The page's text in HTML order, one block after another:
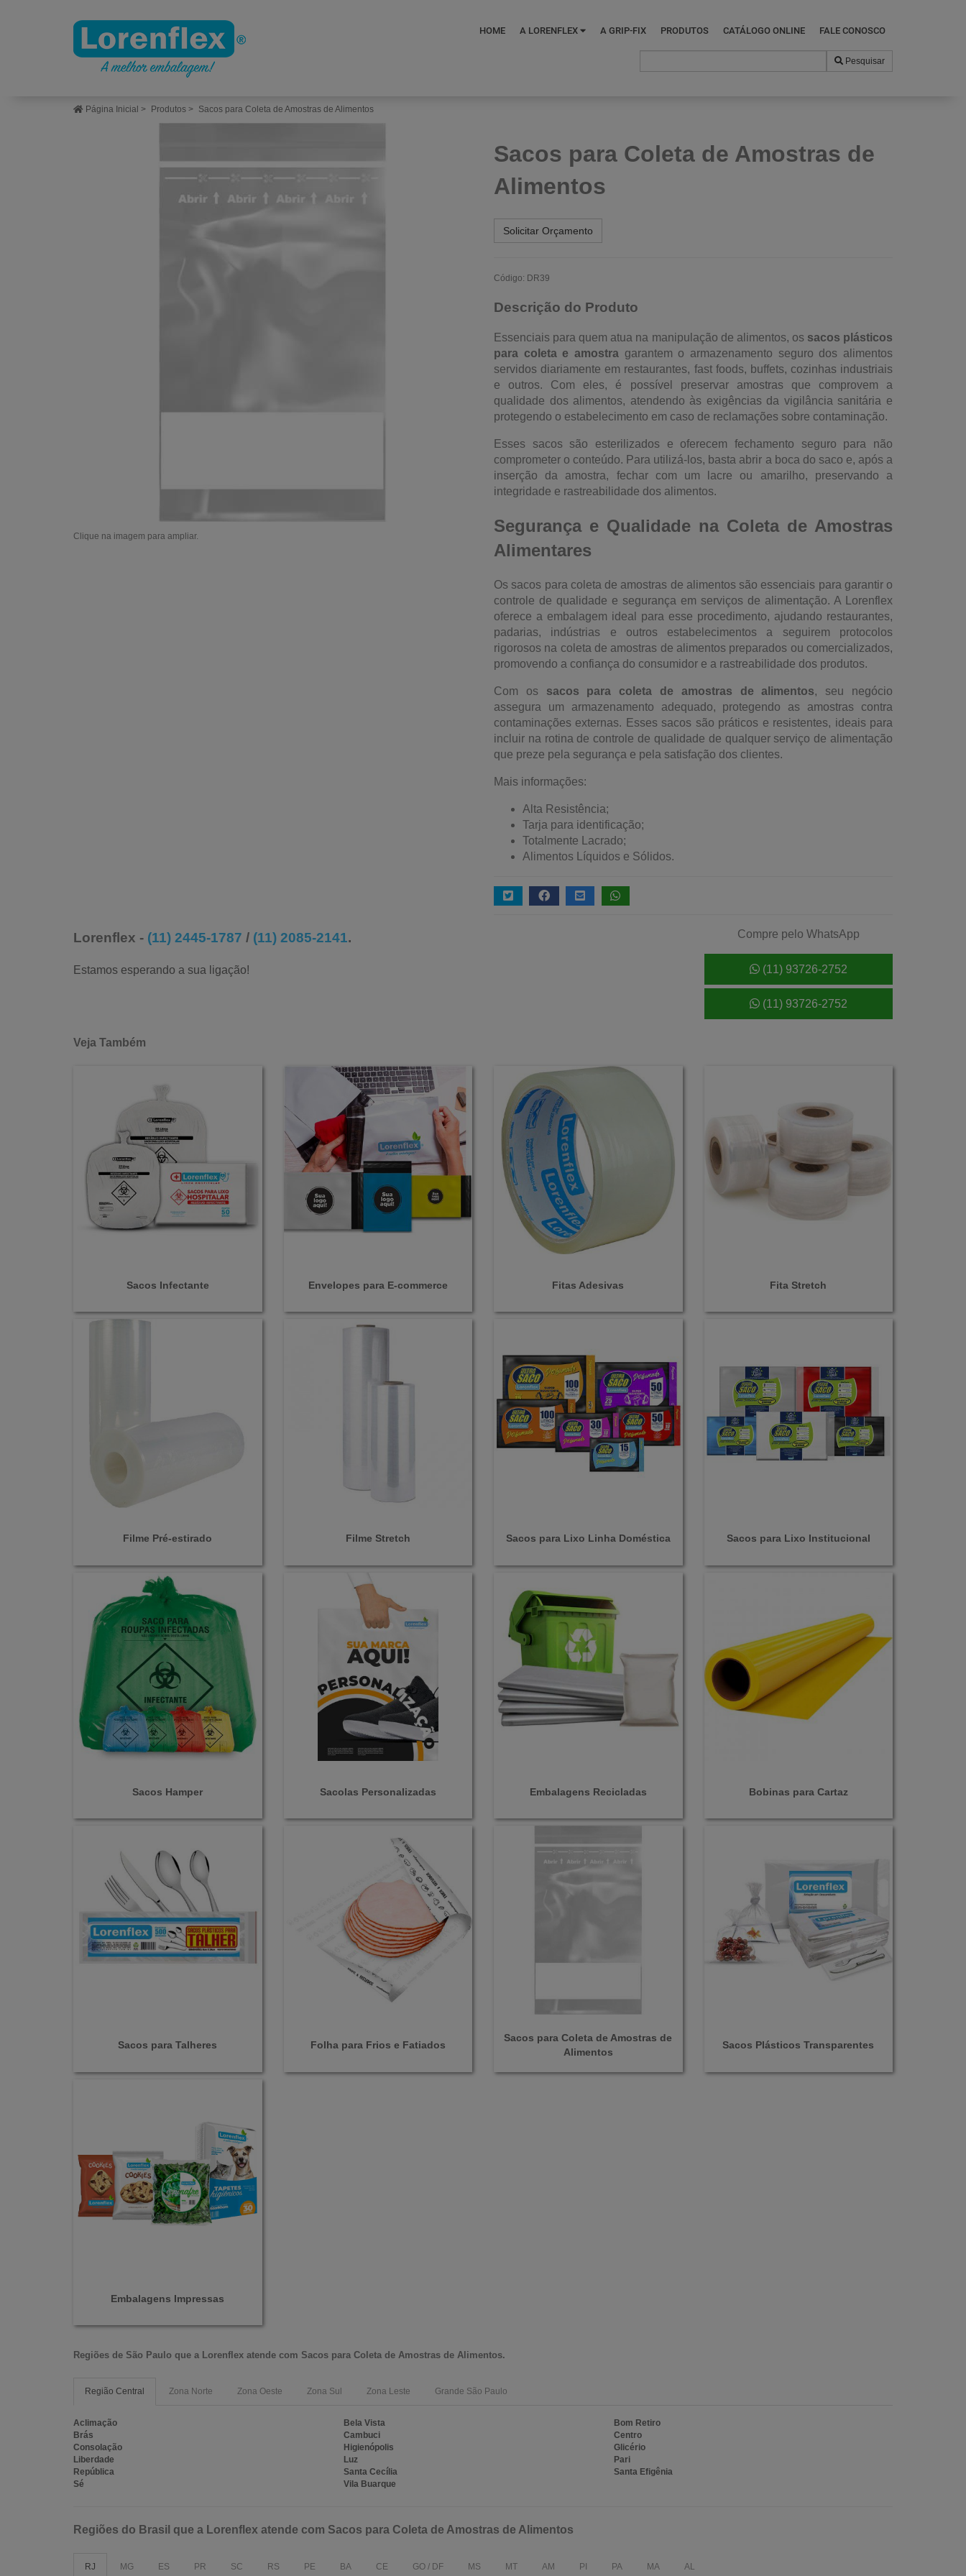
HOME A LORENFLEX A GRIP-FIX PRODUTOS CATÁLOGO ONLINE FALE CONOSCO
Pesquisar
Página Inicial > Produtos > Sacos para Coleta de Amostras de Alimentos
Clique na imagem para ampliar.
Sacos para Coleta de Amostras de
Alimentos
Solicitar Orçamento
Código: DR39
Descrição do Produto
Essenciais para quem atua na manipulação de alimentos, os sacos plásticos
para coleta e amostra garantem o armazenamento seguro dos alimentos
servidos diariamente em restaurantes, fast foods, buffets, cozinhas industriais
e outros. Com eles, é possível preservar amostras que comprovem a
qualidade dos alimentos, atendendo às exigências da vigilância sanitária e
protegendo o estabelecimento em caso de reclamações sobre contaminação.
Esses sacos são esterilizados e oferecem fechamento seguro para não
comprometer o conteúdo. Para utilizá-los, basta abrir a boca do saco e, após a
inserção da amostra, fechar com um lacre ou amarilho, preservando a
integridade e rastreabilidade dos alimentos.
Segurança e Qualidade na Coleta de Amostras
Alimentares
Os sacos para coleta de amostras de alimentos são essenciais para garantir o
controle de qualidade e segurança em serviços de alimentação. A Lorenflex
oferece a embalagem ideal para esse procedimento, ajudando restaurantes,
padarias, indústrias e outros estabelecimentos a seguirem protocolos
rigorosos na coleta de amostras de alimentos preparados ou comercializados,
promovendo a confiança do consumidor e a rastreabilidade dos produtos.
Com os sacos para coleta de amostras de alimentos, seu negócio
assegura um armazenamento adequado, protegendo as amostras contra
contaminações externas. Esses sacos são práticos e resistentes, ideais para
incluir na rotina de controle de qualidade de qualquer serviço de alimentação
que preze pela segurança e pela satisfação dos clientes.
Mais informações:
Alta Resistência;
Tarja para identificação;
Totalmente Lacrado;
Alimentos Líquidos e Sólidos.
Lorenflex - (11) 2445-1787 / (11) 2085-2141.
Estamos esperando a sua ligação!
Compre pelo WhatsApp
(11) 93726-2752
(11) 93726-2752
Veja Também
Sacos Infectante Envelopes para E-commerce Fitas Adesivas Fita Stretch
Filme Pré-estirado Filme Stretch Sacos para Lixo Linha Doméstica Sacos para Lixo Institucional
Sacos Hamper Sacolas Personalizadas Embalagens Recicladas Bobinas para Cartaz
Sacos para Talheres Folha para Frios e Fatiados
Sacos para Coleta de Amostras de
Alimentos
Sacos Plásticos Transparentes
Embalagens Impressas
Regiões de São Paulo que a Lorenflex atende com Sacos para Coleta de Amostras de Alimentos.
Região Central Zona Norte Zona Oeste Zona Sul Zona Leste Grande São Paulo
Aclimação Bela Vista
Bom Retiro
Brás
Cambuci
Centro
Consolação
Higienópolis
Glicério
Liberdade
Luz
Pari
República
Santa Cecília
Santa Efigênia
Sé
Vila Buarque
Regiões do Brasil que a Lorenflex atende com Sacos para Coleta de Amostras de Alimentos
RJ MG ES PR SC RS PE BA CE GO / DF MS MT AM PI PA MA AL